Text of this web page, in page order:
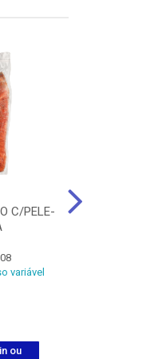
C/PELE-
variável
ou